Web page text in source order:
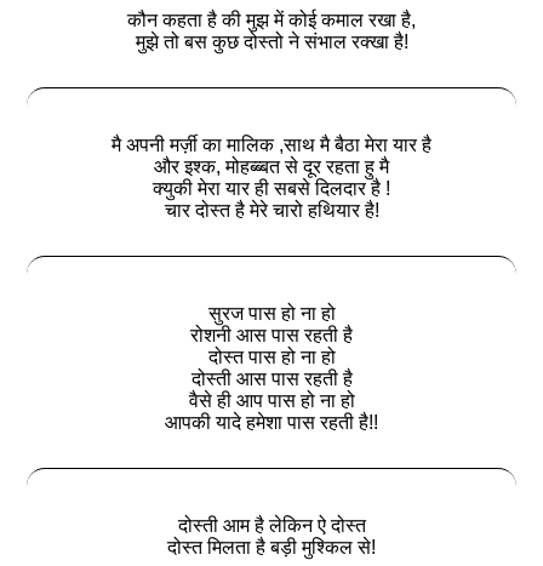
कौन कहता है की मुझ में कोई कमाल रखा है,
मुझे तो बस कुछ दोस्तो ने संभाल रक्खा है!
मै अपनी मर्ज़ी का मालिक ,साथ मै बैठा मेरा यार है
और इश्क, मोहब्ब्बत से दूर रहता हु मै
क्युकी मेरा यार ही सबसे दिलदार है !
चार दोस्त है मेरे चारो हथियार है!
सुरज पास हो ना हो
रोशनी आस पास रहती है
दोस्त पास हो ना हो
दोस्ती आस पास रहती है
वैसे ही आप पास हो ना हो
आपकी यादे हमेशा पास रहती है!!
दोस्ती आम है लेकिन ऐ दोस्त
दोस्त मिलता है बड़ी मुश्किल से!